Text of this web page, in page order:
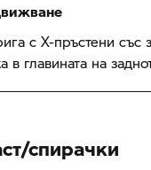
с Х-пръстени със
в главината на
спирачки